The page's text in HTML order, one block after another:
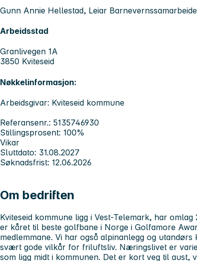
Gunn Annie Hellestad, Leiar
Arbeidsstad
Granlivegen 1A
3850 Kviteseid
Nøkkelinformasjon:
Arbeidsgivar: Kviteseid kommune
Referansenr.: 5135746930
Stillingsprosent: 100%
Vikar
Sluttdato: 31.08.2027
Søknadsfrist: 12.06.2026
Om bedriften
Kviteseid kommune ligg i Vest-Telemark, har
er kåret til beste golfbane i Norge i Golfamore
medlemmane. Vi har også alpinanlegg og
svært gode vilkår for friluftsliv. Næringslivet er
som ligg midt i kommunen. Det er kort veg til aust,